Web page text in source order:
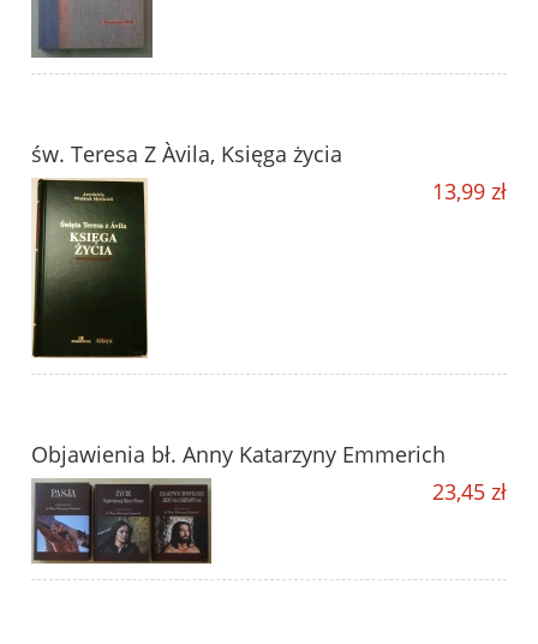
św. Teresa Z Àvila, Księga życia
13,99 zł
Objawienia bł. Anny Katarzyny Emmerich
23,45 zł